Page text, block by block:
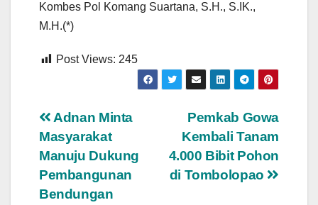
Kombes Pol Komang Suartana, S.H., S.IK.,
M.H.(*)
Post Views: 245
Navigasi
pos
Pemkab Gowa
Kembali Tanam
4.000 Bibit Pohon
di Tombolopao
Adnan Minta
Masyarakat
Manuju Dukung
Pembangunan
Bendungan